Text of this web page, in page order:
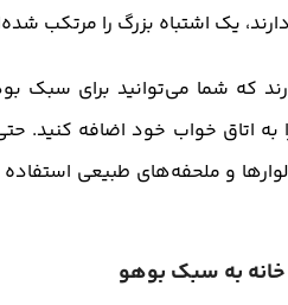
یک اشتباه بزرگ را مرتکب
که شما می‌توانید برای سبک
اتاق خواب خود اضافه کنید.
و ملحفه‌های طبیعی